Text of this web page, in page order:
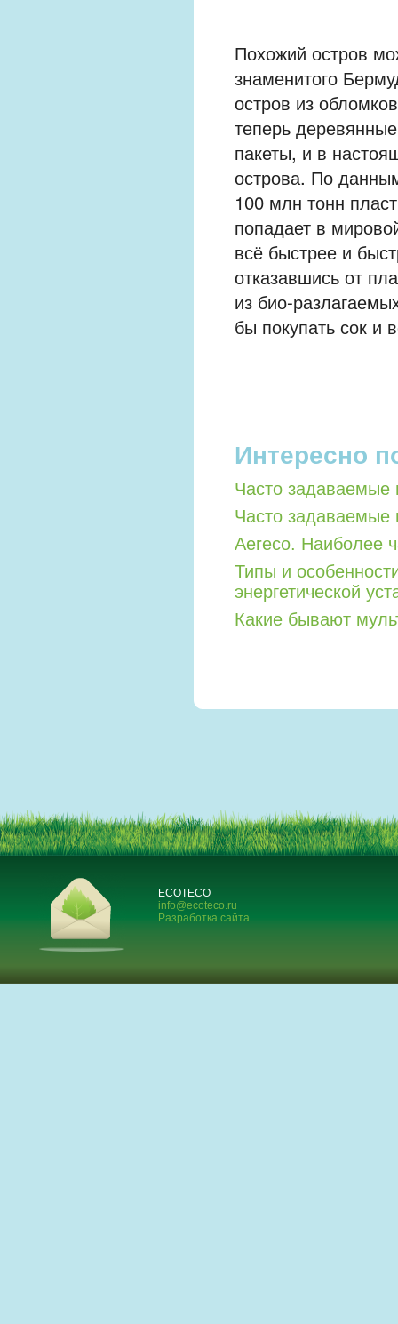
Похожий остров
знаменитого
остров из
теперь
пакеты, и в
острова. По
100 млн тонн
попадает в
всё быстрее и
отказавшись от
из био-
бы покупать сок и
Интересно
Часто задаваемые
Часто задаваемые
Aereco. Наиболее
Типы и
энергетической
Какие бывают
ECOTECO
info@ecoteco.ru
Разработка сайта